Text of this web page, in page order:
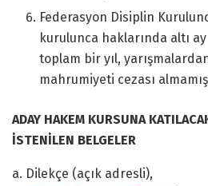
Federasyon Disiplin
kurulunca haklarında altı
toplam bir yıl,
mahrumiyeti cezası
ADAY HAKEM KURSUNA
İSTENİLEN BELGELER
a. Dilekçe (açık adresli),